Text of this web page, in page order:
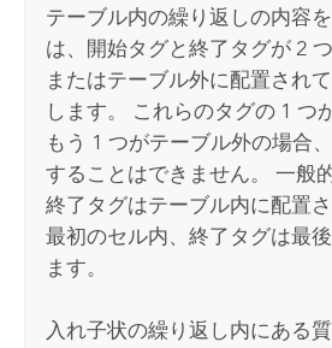
テーブル内の繰り返しの内容
は、開始タグと終了タグが 2
またはテーブル外に配置され
します。 これらのタグの 1 つ
もう 1 つがテーブル外の場合
することはできません。 一般
終了タグはテーブル内に配置
最初のセル内、終了タグは最
ます。
入れ子状の繰り返し内にある